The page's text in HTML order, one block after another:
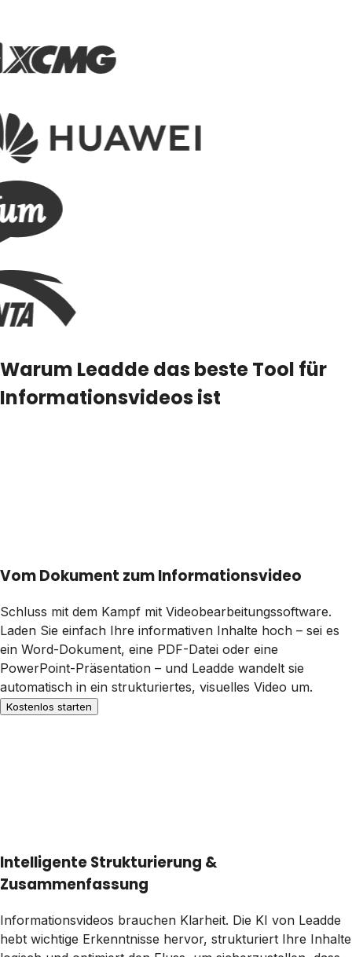
Warum Leadde das beste Tool für
Informationsvideos ist
Vom Dokument zum Informationsvideo
Schluss mit dem Kampf mit Videobearbeitungssoftware.
Laden Sie einfach Ihre informativen Inhalte hoch – sei es
ein Word-Dokument, eine PDF-Datei oder eine
PowerPoint-Präsentation – und Leadde wandelt sie
automatisch in ein strukturiertes, visuelles Video um.
Kostenlos starten
Intelligente Strukturierung &
Zusammenfassung
Informationsvideos brauchen Klarheit. Die KI von Leadde
hebt wichtige Erkenntnisse hervor, strukturiert Ihre Inhalte